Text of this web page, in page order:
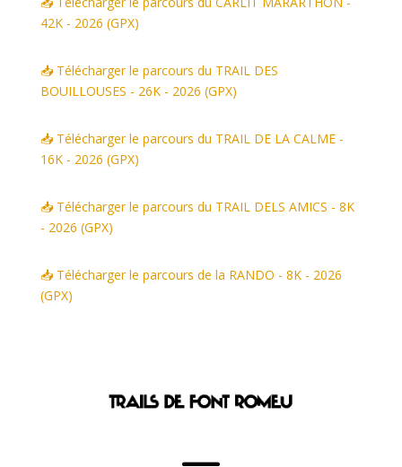
42K - 2026 (GPX)
📥 Télécharger le parcours du TRAIL DES
BOUILLOUSES - 26K - 2026 (GPX)
📥 Télécharger le parcours du TRAIL DE LA CALME -
16K - 2026 (GPX)
📥 Télécharger le parcours du TRAIL DELS AMICS - 8K
- 2026 (GPX)
📥 Télécharger le parcours de la RANDO - 8K - 2026
(GPX)